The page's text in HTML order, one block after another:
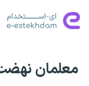
معلمان